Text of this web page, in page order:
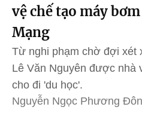
vệ chế tạo máy
Mạng
Từ nghi phạm chờ đợi xét
Lê Văn Nguyên được nhà
cho đi 'du học'.
Nguyễn Ngọc Phương